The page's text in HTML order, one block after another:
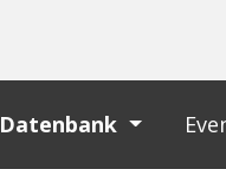
Datenbank